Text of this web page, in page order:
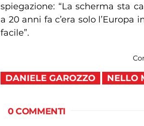
spiegazione: “La scherma sta
a 20 anni fa c’era solo
facile”.
DANIELE GAROZZO NELLO
0 COMMENTI